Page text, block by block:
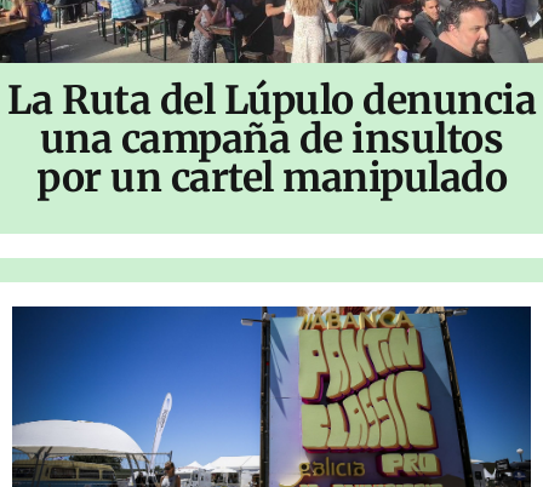
La Ruta del Lúpulo denuncia
una campaña de insultos
por un cartel manipulado